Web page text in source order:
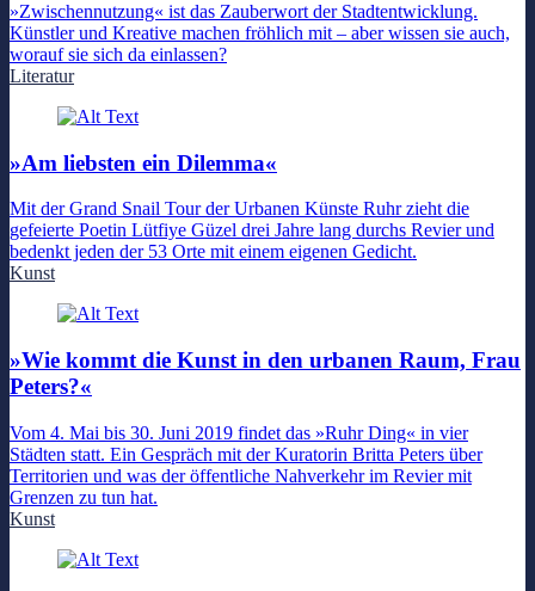
»Zwischennutzung« ist das Zauberwort der Stadtentwicklung.
Künstler und Kreative machen fröhlich mit – aber wissen sie auch,
worauf sie sich da einlassen?
Literatur
»Am liebsten ein Dilemma«
Mit der Grand Snail Tour der Urbanen Künste Ruhr zieht die
gefeierte Poetin Lütfiye Güzel drei Jahre lang durchs Revier und
bedenkt jeden der 53 Orte mit einem eigenen Gedicht.
Kunst
»Wie kommt die Kunst in den urbanen Raum, Frau
Peters?«
Vom 4. Mai bis 30. Juni 2019 findet das »Ruhr Ding« in vier
Städten statt. Ein Gespräch mit der Kuratorin Britta Peters über
Territorien und was der öffentliche Nahverkehr im Revier mit
Grenzen zu tun hat.
Kunst